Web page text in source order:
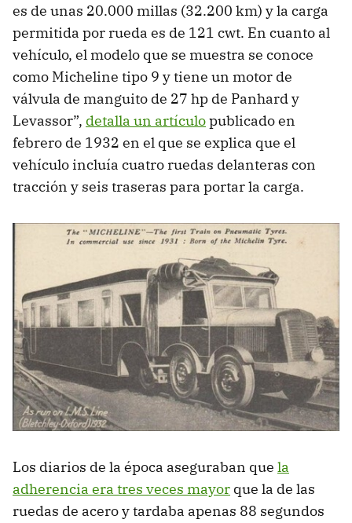
es de unas 20.000 millas (32.200 km) y la carga
permitida por rueda es de 121 cwt. En cuanto al
vehículo, el modelo que se muestra se conoce
como Micheline tipo 9 y tiene un motor de
válvula de manguito de 27 hp de Panhard y
Levassor”, detalla un artículopublicado en
febrero de 1932 en el que se explica que el
vehículo incluía cuatro ruedas delanteras con
tracción y seis traseras para portar la carga.
Los diarios de la época aseguraban que la
adherencia era tres veces mayor que la de las
ruedas de acero y tardaba apenas 88 segundos